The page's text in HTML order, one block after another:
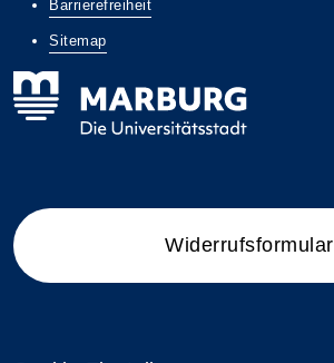
Barrierefreiheit
Sitemap
Widerrufsformular